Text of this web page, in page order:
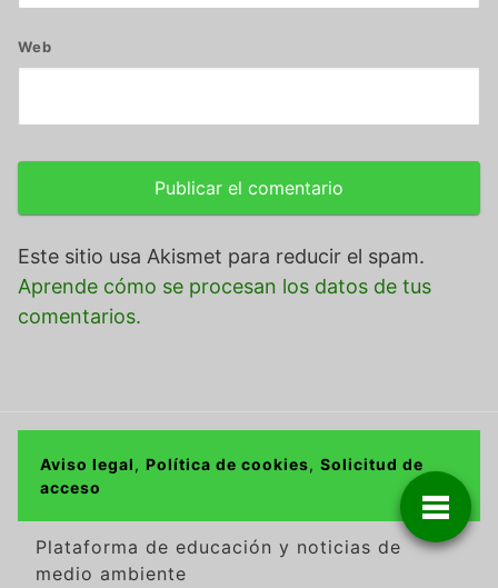
Web
Este sitio usa Akismet para reducir el spam.
Aprende cómo se procesan los datos de tus
comentarios.
Aviso legal, Política de cookies, Solicitud de
acceso
Plataforma de educación y noticias de
medio ambiente